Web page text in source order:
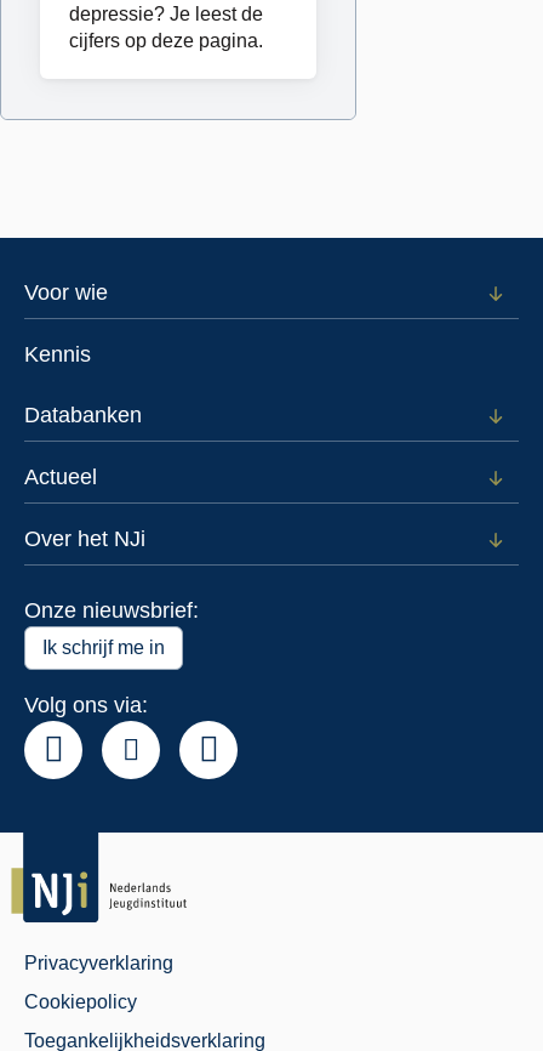
depressie? Je leest de
cijfers op deze pagina.
depressie
Footer
Voor wie
Open
Kennis
Databanken
Open
voor
Actueel
Open
voor
Over het NJi
Open
Onze nieuwsbrief:
Ik schrijf me in
Volg ons via:
Juridisch
Menu
Privacyverklaring
Cookiepolicy
Toegankelijkheidsverklaring